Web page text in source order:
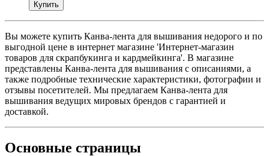
Вы можете купить Канва-лента для вышивания недорого и по
выгодной цене в интернет магазине 'Интернет-магазин
товаров для скрапбукинга и кардмейкинга'. В магазине
представлены Канва-лента для вышивания с описаниями, а
также подробные технические характеристики, фотографии и
отзывы посетителей. Мы предлагаем Канва-лента для
вышивания ведущих мировых брендов с гарантией и
доставкой.
Основные страницы